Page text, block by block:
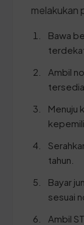
melakukan
Bawa
Ambil
tersedia.
Menuju
tahun.
Bayar
sesuai
Ambil